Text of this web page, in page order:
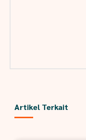
Artikel Terkait